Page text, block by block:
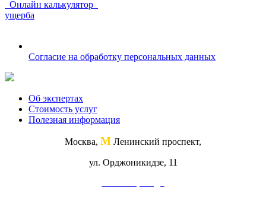
Онлайн калькулятор
ущерба
Согласие на обработку персональных данных
Об экспертах
Стоимость услуг
Полезная информация
Москва, М Ленинский проспект,
ул. Орджоникидзе, 11